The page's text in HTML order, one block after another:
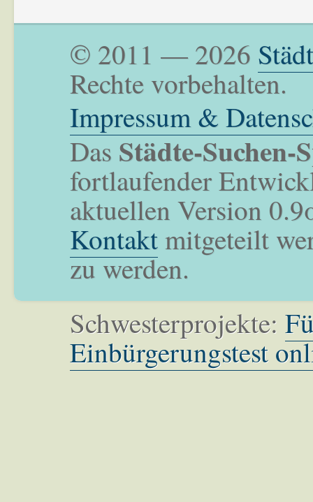
© 2011 — 2026
Rechte vorbehalten.
Impressum &
Das Städte-Suchen-
fortlaufender
aktuellen Version
Kontaktmitgeteilt
zu werden.
Schwesterprojekte:
Einbürgerungstest